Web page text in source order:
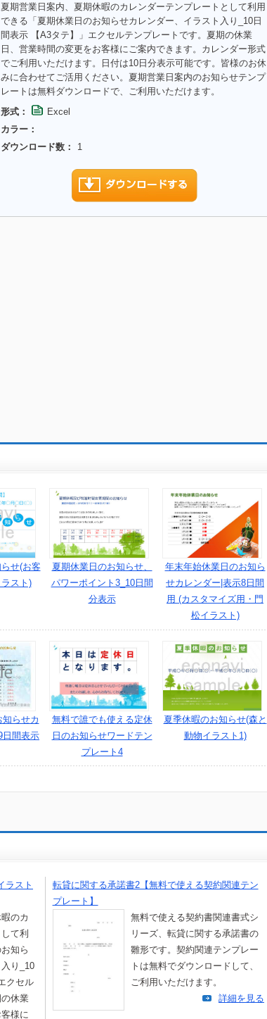
夏期営業日案内、夏期休暇のカレンダーテンプレートとして利用
できる「夏期休業日のお知らせカレンダー、イラスト入り_10日
間表示 【A3タテ】」エクセルテンプレートです。夏期の休業
日、営業時間の変更をお客様にご案内できます。カレンダー形式
でご利用いただけます。日付は10日分表示可能です。皆様のお休
みに合わせてご活用ください。夏期営業日案内のお知らせテンプ
レートは無料ダウンロードで、ご利用いただけます。
形式：
Excel
カラー：
ダウンロード数：
1
せ(お客
スト)
夏期休業日のお知らせ、
パワーポイント3_10日間
分表示
年末年始休業日のお知ら
せカレンダー|表示8日間
用 (カスタマイズ用・門
松イラスト)
らせカ
日間表示
無料で誰でも使える定休
日のお知らせワードテン
プレート4
夏季休暇のお知らせ(森と
動物イラスト1)
ラスト
のカ
て利
知ら
り_10
クセル
休業
様に
転貸に関する承諾書2【無料で使える契約関連テン
プレート】
無料で使える契約書関連書式シ
リーズ、転貸に関する承諾書の
雛形です。契約関連テンプレー
トは無料でダウンロードして、
ご利用いただけます。
詳細を見る